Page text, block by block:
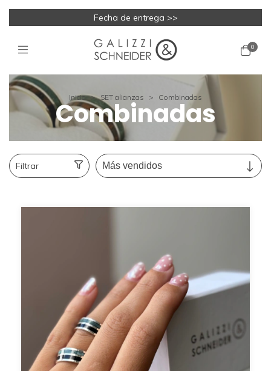
Fecha de entrega >>
0
Inicio > SET alianzas > Combinadas
Combinadas
Filtrar